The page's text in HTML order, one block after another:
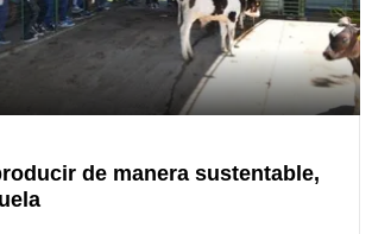
de manera sustentable,